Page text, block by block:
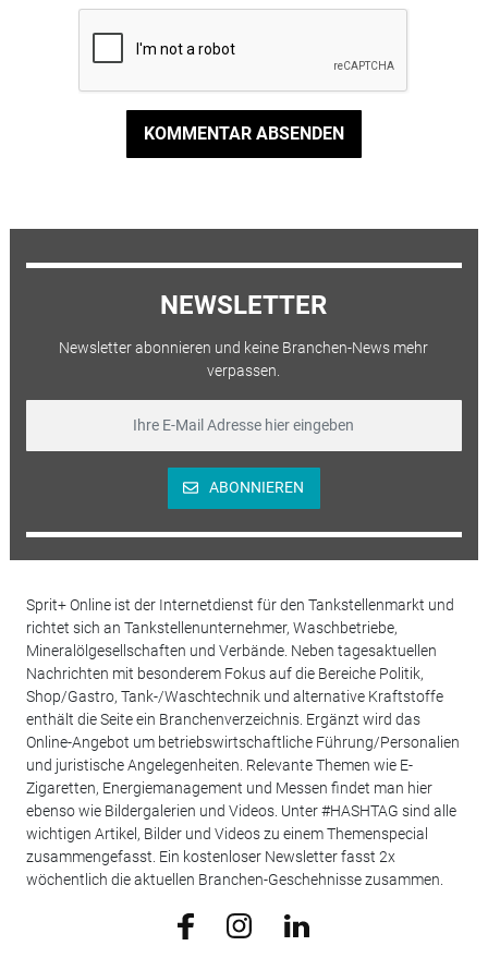
KOMMENTAR ABSENDEN
NEWSLETTER
Newsletter abonnieren und keine Branchen-News mehr
verpassen.
ABONNIEREN
Sprit+ Online ist der Internetdienst für den Tankstellenmarkt und
richtet sich an Tankstellenunternehmer, Waschbetriebe,
Mineralölgesellschaften und Verbände. Neben tagesaktuellen
Nachrichten mit besonderem Fokus auf die Bereiche Politik,
Shop/Gastro, Tank-/Waschtechnik und alternative Kraftstoffe
enthält die Seite ein Branchenverzeichnis. Ergänzt wird das
Online-Angebot um betriebswirtschaftliche Führung/Personalien
und juristische Angelegenheiten. Relevante Themen wie E-
Zigaretten, Energiemanagement und Messen findet man hier
ebenso wie Bildergalerien und Videos. Unter #HASHTAG sind alle
wichtigen Artikel, Bilder und Videos zu einem Themenspecial
zusammengefasst. Ein kostenloser Newsletter fasst 2x
wöchentlich die aktuellen Branchen-Geschehnisse zusammen.